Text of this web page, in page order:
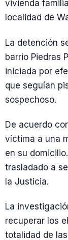
vivienda
localidad de
La detención
barrio Piedras
iniciada por
que seguían
sospechoso.
De acuerdo
víctima a una
en su
trasladado a
la Justicia.
La
recuperar los
totalidad de